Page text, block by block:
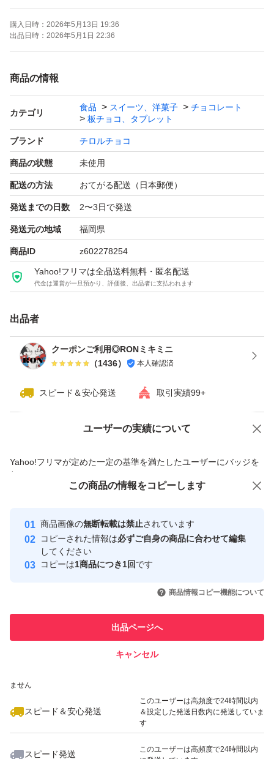
受け取りましたら冷蔵庫等で冷やしてからお召し上がりく
ださい。
トラブル、
すり替え防止のため返品等は受け付けておりません。
商品についてのお問い合わせは購入前にご確認ください。
種類チョコレート・チョコレート菓子
種類チロルチョコ
購入日時： 2026年5月13日 19:36
出品日時： 2026年5月1日 22:36
商品の情報
カテゴリ
食品 スイーツ、洋菓子
チョコレート
板チョコ、タブレット
ブランド チロルチョコ
商品の状態 未使用
配送の方法 おてがる配送（日本郵便）
発送までの日数 2〜3日で発送
発送元の地域 福岡県
商品ID z602278254
Yahoo!フリマは全品送料無料・匿名配送
代金は運営が一旦預かり、評価後、出品者に支払われます
出品者
クーポンご利用◎RONミキミニ
（1436） 本人確認済
スピード＆安心発送 取引実績99+
ユーザーの実績について
Yahoo!フリマが定めた一定の基準を満たしたユーザーにバッジを
付与しています
安心取引出品者
心・安全なユーザーです
取引実績
引を完了させた実績があります
での取引実績があります
ません
スピード＆安心発送
このユーザーは高頻度で24時間以内
＆設定した発送日数内に発送していま
す
スピード発送
このユーザーは高頻度で24時間以内
価格の相談 商品への質問
この商品の情報をコピーします
商品画像の無断転載は禁止されています
コピーされた情報は必ずご自身の商品に合わせて編集
してください
コピーは1商品につき1回です
商品情報コピー機能について
出品ページへ
キャンセル
この商品をみている人にオススメ